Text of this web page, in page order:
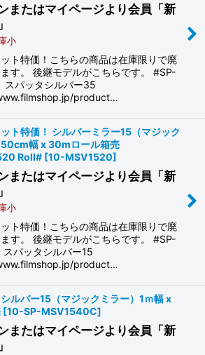
またはマイページより会員「新
小
ト特価！こちらの商品は在庫限りで廃
す。 後継モデルがこちらです。 #SP-
パッタシルバー35
product…
ト特価！ シルバーミラー15（マジック
50cm幅 x 30mロール箱売
Roll# [10-MSV1520]
またはマイページより会員「新
小
ト特価！こちらの商品は在庫限りで廃
す。 後継モデルがこちらです。 #SP-
パッタシルバー15
product…
ルバー15（マジックミラー）1ｍ幅 x
[10-SP-MSV1540C]
またはマイページより会員「新